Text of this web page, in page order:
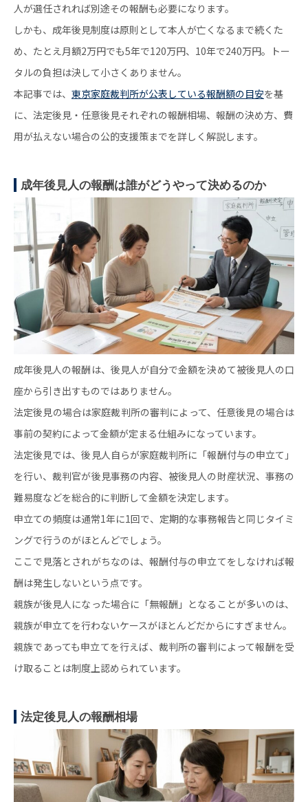
人が選任されれば別途その報酬も必要になります。
しかも、成年後見制度は原則として本人が亡くなるまで続くた
め、たとえ月額2万円でも5年で120万円、10年で240万円。トー
タルの負担は決して小さくありません。
本記事では、 東京家庭裁判所が公表している報酬額の目安を基
に、法定後見・任意後見それぞれの報酬相場、報酬の決め方、費
用が払えない場合の公的支援策までを詳しく解説します。
成年後見人の報酬は誰がどうやって決めるのか
成年後見人の報酬は、後見人が自分で金額を決めて被後見人の口
座から引き出すものではありません。
法定後見の場合は家庭裁判所の審判によって、任意後見の場合は
事前の契約によって金額が定まる仕組みになっています。
法定後見では、後見人自らが家庭裁判所に「報酬付与の申立て」
を行い、裁判官が後見事務の内容、被後見人の財産状況、事務の
難易度などを総合的に判断して金額を決定します。
申立ての頻度は通常1年に1回で、定期的な事務報告と同じタイミ
ングで行うのがほとんどでしょう。
ここで見落とされがちなのは、報酬付与の申立てをしなければ報
酬は発生しないという点です。
親族が後見人になった場合に「無報酬」となることが多いのは、
親族が申立てを行わないケースがほとんどだからにすぎません。
親族であっても申立てを行えば、裁判所の審判によって報酬を受
け取ることは制度上認められています。
法定後見人の報酬相場